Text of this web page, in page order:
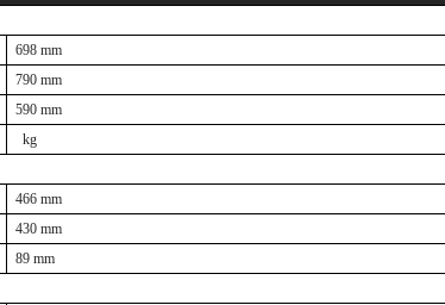
698 mm
790 mm
590 mm
kg
466 mm
430 mm
89 mm